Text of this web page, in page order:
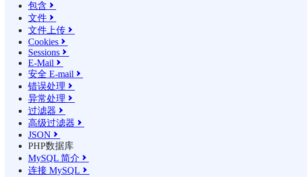
包含 
文件 
文件上传 
Cookies 
Sessions 
E-Mail 
安全 E-mail 
错误处理 
异常处理 
过滤器 
高级过滤器 
JSON 
PHP数据库
MySQL 简介 
连接 MySQL 